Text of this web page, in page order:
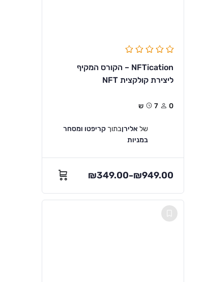
NFTication – הקורס המקיף
ליצירת קולקצית NFT
0 7ש
של אלירןבתוך קריפטו ומסחר
במניות
₪349.00–₪949.00